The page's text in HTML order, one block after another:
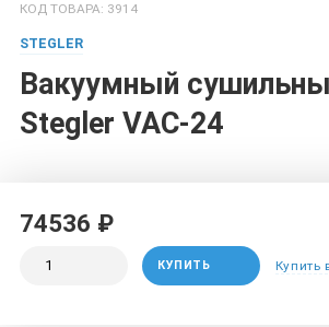
КОД ТОВАРА: 3914
STEGLER
Вакуумный
Stegler VAC-24
74536 ₽
КУПИТЬ Купить